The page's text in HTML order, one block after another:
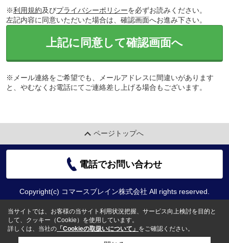
※利用規約及びプライバシーポリシーを必ずお読みください。
左記内容に同意いただいた場合は、確認画面へお進み下さい。
上記に同意して確認画面へ
※メール連絡をご希望でも、メールアドレスに間違いがあります
と、やむなくお電話にてご連絡差し上げる場合もございます。
ページトップへ
電話でお問い合わせ
Copyright(c) コマースブレイン株式会社 All rights reserved.
当サイトでは、お客様の当サイト利用状況把握、サービス向上検討を目的と
して、クッキー（Cookie）を使用しています。
詳しくは、当社の 「Cookieの取扱いについて」 をご確認ください。